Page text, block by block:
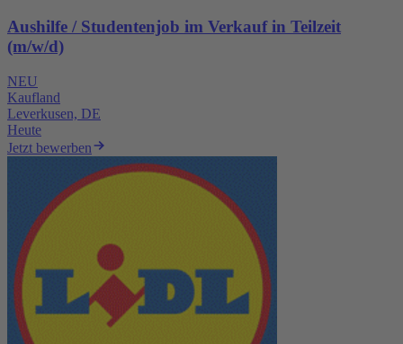
Aushilfe / Studentenjob im Verkauf in Teilzeit
(m/w/d)
NEU
Kaufland
Leverkusen, DE
Heute
Jetzt bewerben